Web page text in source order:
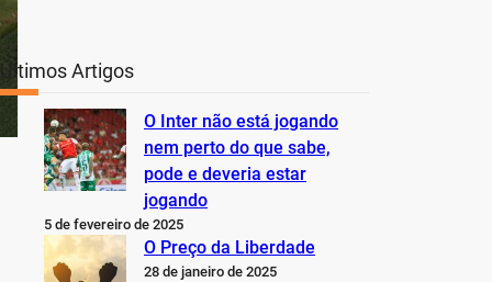
Últimos Artigos
O Inter não está jogando
nem perto do que sabe,
pode e deveria estar
jogando
5 de fevereiro de 2025
O Preço da Liberdade
28 de janeiro de 2025